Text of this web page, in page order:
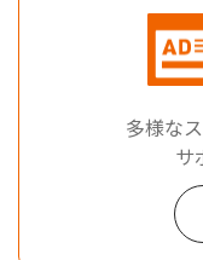
多様な
サ